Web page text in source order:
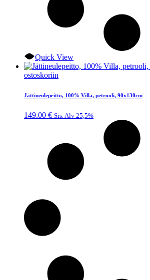
Quick View
ostoskoriin
Jättineulepeitto, 100% Villa, petrooli, 90x130cm
149.00 € Sis. Alv 25,5%